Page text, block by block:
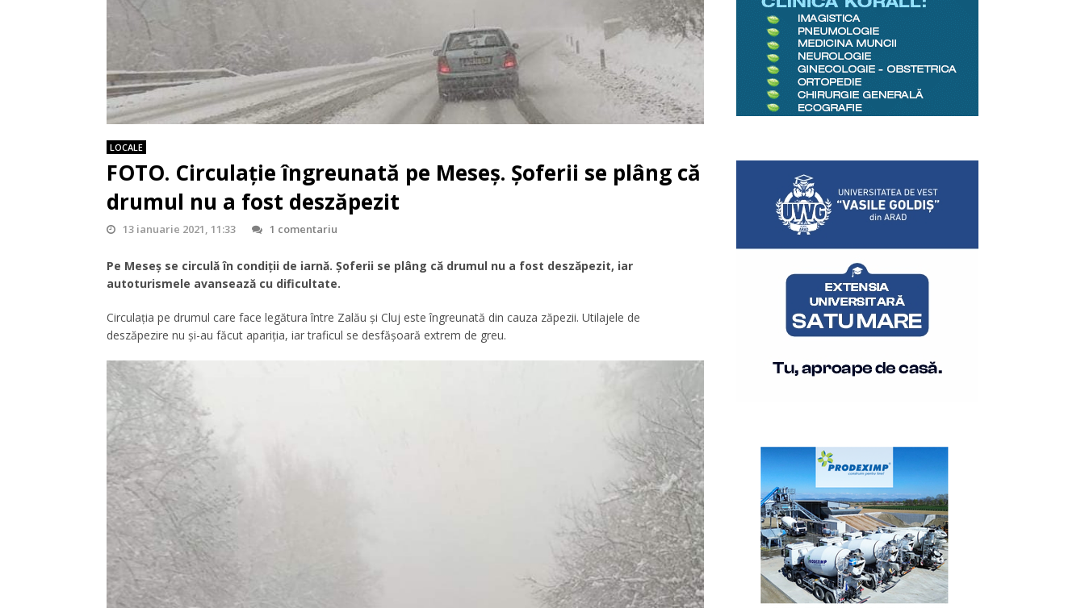
LOCALE
FOTO. Circulație îngreunată pe Meseș. Șoferii se plâng că
drumul nu a fost deszăpezit
13 ianuarie 2021, 11:33 1 comentariu
Pe Meseș se circulă în condiții de iarnă. Șoferii se plâng că drumul nu a fost deszăpezit, iar
autoturismele avansează cu dificultate.
Circulația pe drumul care face legătura între Zalău și Cluj este îngreunată din cauza zăpezii. Utilajele de
deszăpezire nu și-au făcut apariția, iar traficul se desfășoară extrem de greu.